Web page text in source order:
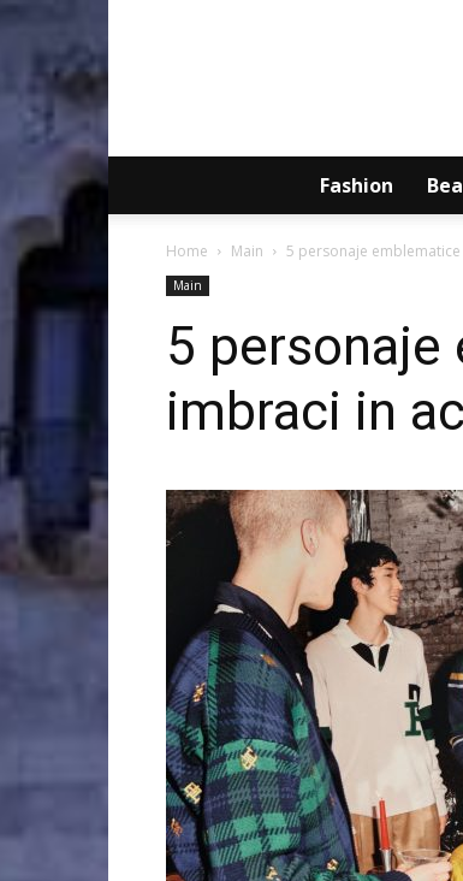
Fashion
Home Main 5 personaje
Main
5
imbraci in